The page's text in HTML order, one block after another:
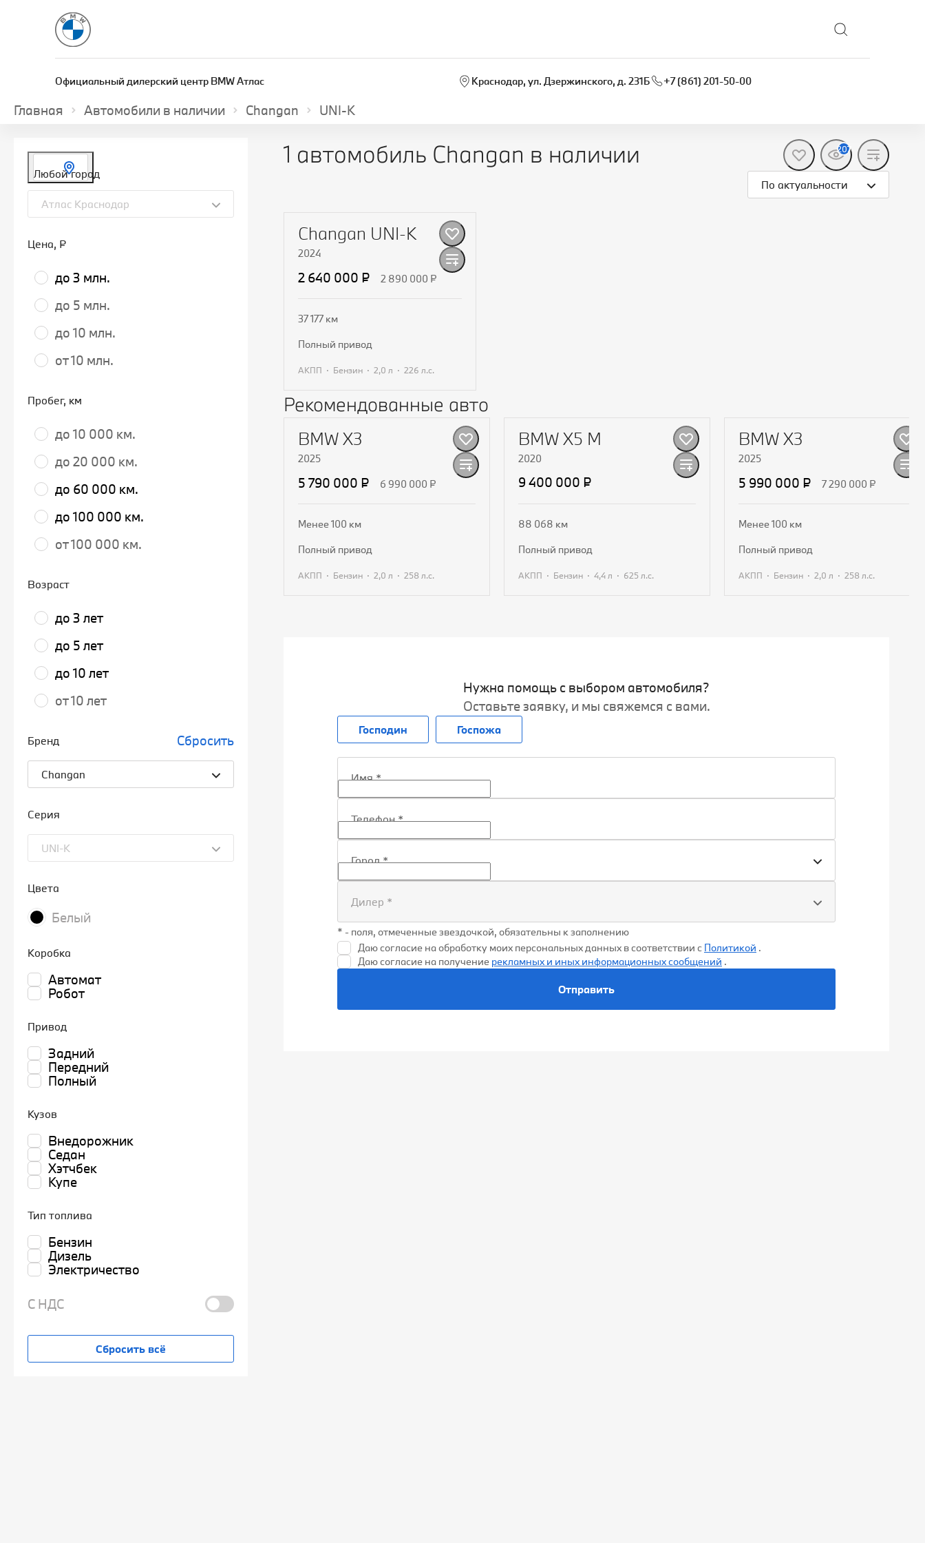
Официальный дилерский центр BMW Атлас +7 (861) 201-50-00
Краснодар, ул. Дзержинского, д. 231Б
Главная Автомобили в наличии Changan UNI‑K
Любой город
Атлас Краснодар
Цена, ₽
до 3 млн.
до 5 млн.
до 10 млн.
от 10 млн.
Пробег, км
до 10 000 км.
до 20 000 км.
до 60 000 км.
до 100 000 км.
от 100 000 км.
Возраст
до 3 лет
до 5 лет
до 10 лет
от 10 лет
Бренд Сбросить
Changan
Серия
UNI‑K
Цвета
Белый
Коробка
Автомат
Робот
Привод
Задний
Передний
Полный
Кузов
Внедорожник
Седан
Хэтчбек
Купе
Тип топлива
Бензин
Дизель
Электричество
С НДС
Сбросить всё
1 автомобиль Changan в наличии 207
По актуальности
Changan UNI-K
2024
2 640 000 ₽ 2 890 000 ₽
37 177 км
полный привод
АКПП · Бензин · 2,0 л · 226 л.с.
Получить предложение
Рекомендованные авто
BMW X3
2025
5 790 000 ₽ 6 990 000 ₽
Менее 100 км
полный привод
АКПП · Бензин · 2,0 л · 258 л.с.
BMW X5 M
2020
9 400 000 ₽
88 068 км
полный привод
АКПП · Бензин · 4,4 л · 625 л.с.
BMW X3
2025
5 990 000 ₽ 7 290 000 ₽
Менее 100 км
полный привод
АКПП · Бензин · 2,0 л · 258 л.с.
Нужна помощь с выбором автомобиля?
Оставьте заявку, и мы свяжемся с вами.
Господин Госпожа
Имя*
Телефон*
Город*
Дилер *
* - поля, отмеченные звездочкой, обязательны к заполнению
Даю согласие на обработку моих персональных данных в соответствии с Политикой .
Даю согласие на получение рекламных и иных информационных сообщений .
Отправить